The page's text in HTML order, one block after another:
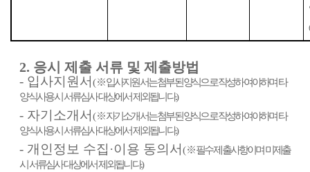
2. 응시 제출 서류 및 제출방법
- 입사지원서(※입사지원서는 첨부된 양식으로 작성하여야하며 타
양식사용 시 서류심사 대상에서 제외됩니다.)
- 자기소개서(※자기소개서는 첨부된 양식으로 작성하여야하며 타
양식사용 시 서류심사 대상에서 제외됩니다.)
- 개인정보 수집 ·이용 동의서(※필수 제출사항이며 미제출
시 서류심사 대상에서 제외됩니다.)